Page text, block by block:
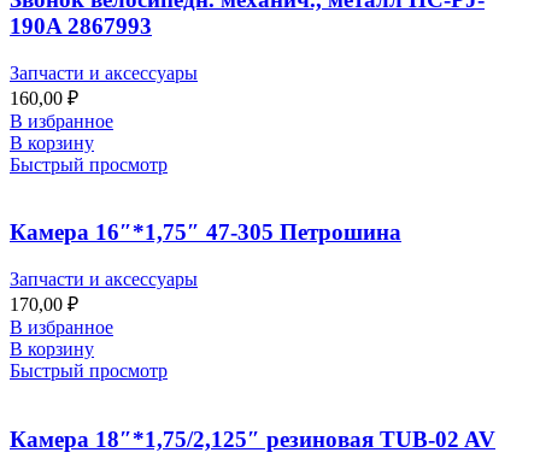
190A 2867993
Запчасти и аксессуары
160,00 ₽
В избранное
В корзину
Быстрый просмотр
Камера 16″*1,75″ 47-305 Петрошина
Запчасти и аксессуары
170,00 ₽
В избранное
В корзину
Быстрый просмотр
Камера 18″*1,75/2,125″ резиновая TUB-02 AV